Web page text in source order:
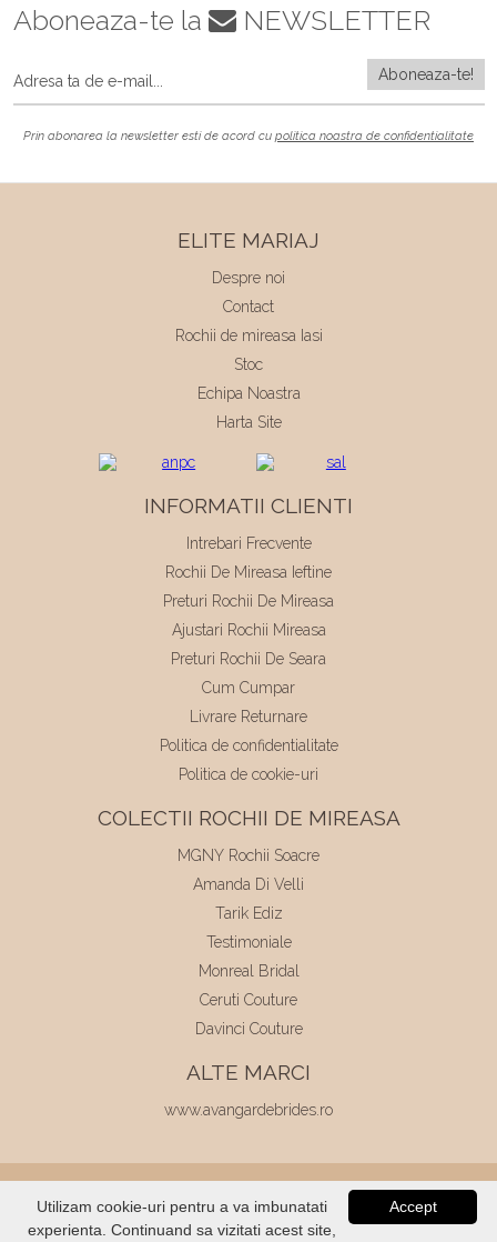
Aboneaza-te la NEWSLETTER
Prin abonarea la newsletter esti de acord cu politica noastra de confidentialitate
ELITE MARIAJ
Despre noi
Contact
Rochii de mireasa Iasi
Stoc
Echipa Noastra
Harta Site
INFORMATII CLIENTI
Intrebari Frecvente
Rochii De Mireasa Ieftine
Preturi Rochii De Mireasa
Ajustari Rochii Mireasa
Preturi Rochii De Seara
Cum Cumpar
Livrare Returnare
Politica de confidentialitate
Politica de cookie-uri
COLECTII ROCHII DE MIREASA
MGNY Rochii Soacre
Amanda Di Velli
Tarik Ediz
Testimoniale
Monreal Bridal
Ceruti Couture
Davinci Couture
ALTE MARCI
www.avangardebrides.ro
© 2026Elite Mariaj | Toate drepturile
rezervate
Dezvoltat de Voitin.com
Accept
Utilizam cookie-uri pentru a va imbunatati
experienta. Continuand sa vizitati acest site,